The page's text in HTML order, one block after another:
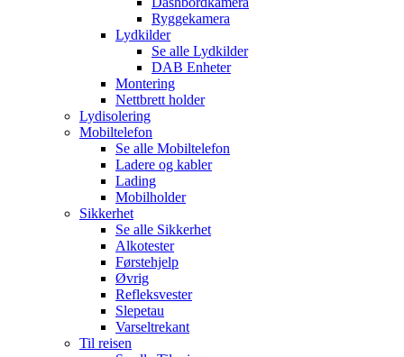
Ryggekamera
Lydkilder
Se alle Lydkilder
DAB Enheter
Montering
Nettbrett holder
Lydisolering
Mobiltelefon
Se alle Mobiltelefon
Ladere og kabler
Lading
Mobilholder
Sikkerhet
Se alle Sikkerhet
Alkotester
Førstehjelp
Øvrig
Refleksvester
Slepetau
Varseltrekant
Til reisen